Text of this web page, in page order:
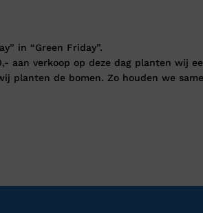
in “Green Friday”.
aan verkoop op deze dag planten wij
planten de bomen. Zo houden we